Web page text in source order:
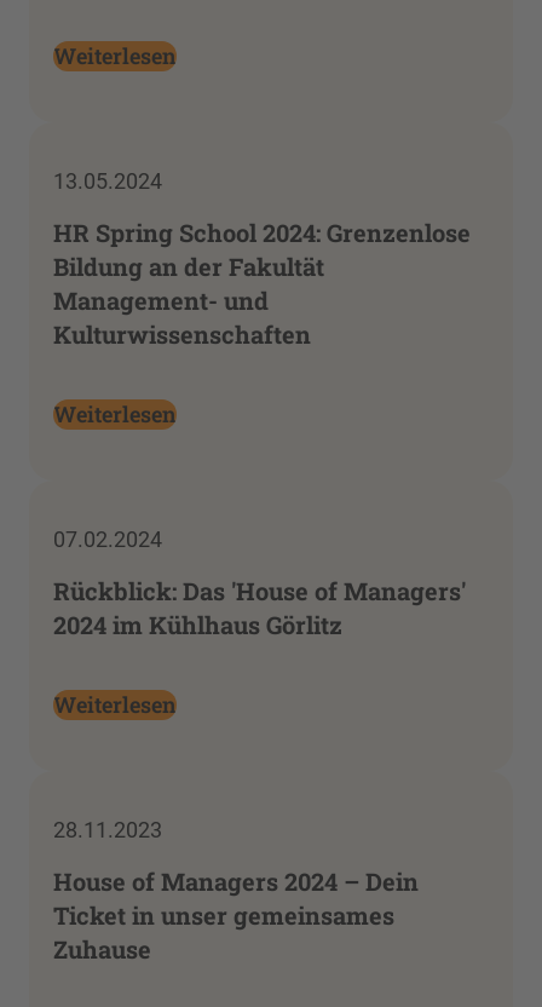
Weiterlesen
13.05.2024
HR Spring School 2024: Grenzenlose
Bildung an der Fakultät
Management- und
Kulturwissenschaften
Weiterlesen
07.02.2024
Rückblick: Das 'House of Managers'
2024 im Kühlhaus Görlitz
Weiterlesen
28.11.2023
House of Managers 2024 – Dein
Ticket in unser gemeinsames
Zuhause